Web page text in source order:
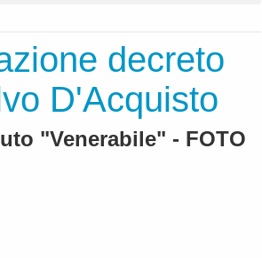
decreto
D'Acquisto
"Venerabile" - FOTO